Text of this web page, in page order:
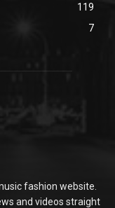
119
7
fashion website.
and videos straight